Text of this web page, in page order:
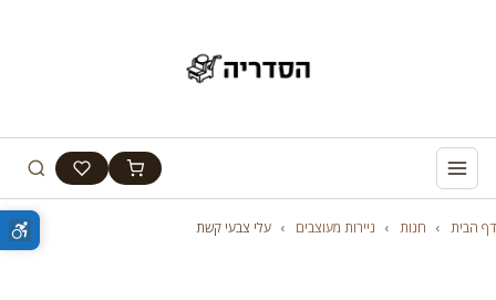
דף הבית › חנות › ניירות מעוצבים › עלי צבעי קשת